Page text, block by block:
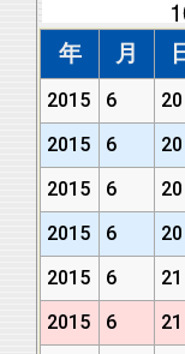
年 月
2015 6 20
2015
6 20
2015
6 20
2015
6 20
2015
6 21
2015
6 21